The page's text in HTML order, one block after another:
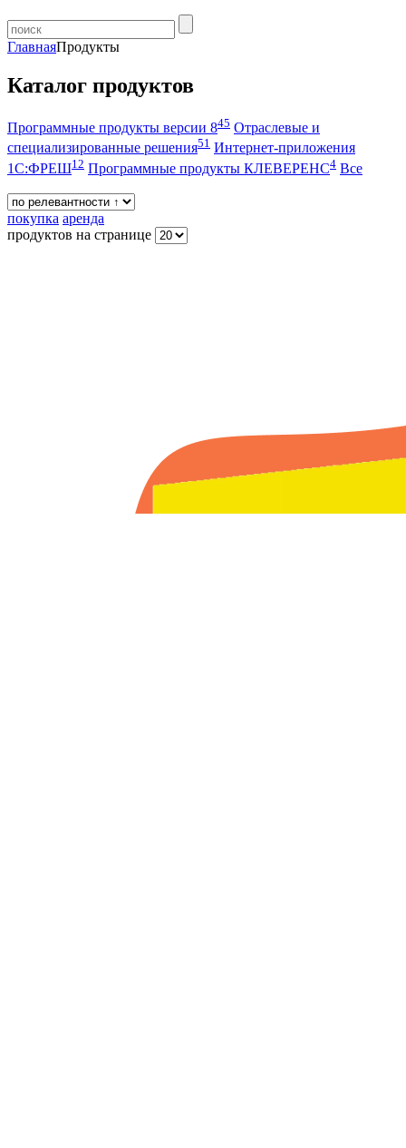
ГлавнаяПродукты
Каталог продуктов
Программные продукты версии 845 Отраслевые и
специализированные решения51 Интернет-приложения
1С:ФРЕШ12 Программные продукты КЛЕВЕРЕНС4 Все
покупка аренда
продуктов на странице